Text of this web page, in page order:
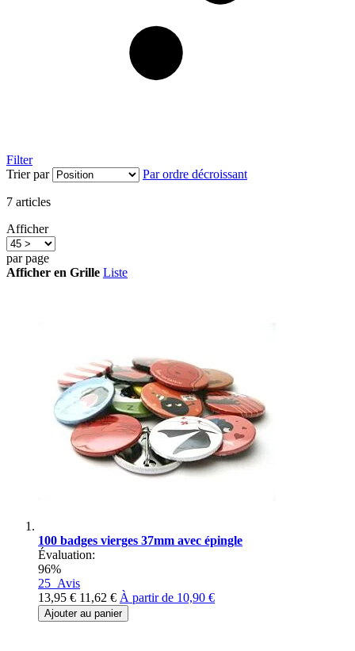
Filter
Trier par
Par ordre décroissant
7 articles
Afficher
par page
Afficher en Grille Liste
100 badges vierges 37mm avec épingle
Évaluation:
96%
25 Avis
13,95 € 11,62 € À partir de 10,90 €
Ajouter au panier